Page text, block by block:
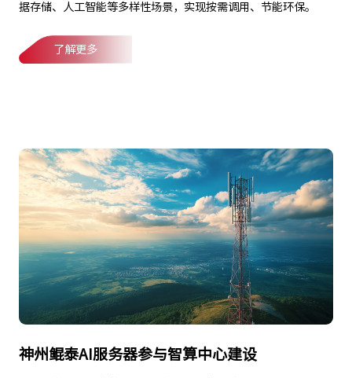
据存储、人工智能等多样性场景，实现按需调用、节能环保。
了解更多
神州鲲泰AI服务器参与智算中心建设